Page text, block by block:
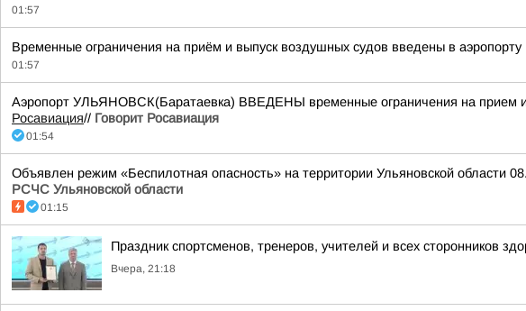
01:57
Временные ограничения на приём и выпуск воздушных судов введены в
01:57
Аэропорт УЛЬЯНОВСК(Баратаевка) ВВЕДЕНЫ временные ограничения на прием и
Росавиация// Говорит Росавиация
01:54
Объявлен режим «Беспилотная опасность» на территории Ульяновской области
РСЧС Ульяновской области
01:15
Праздник спортсменов, тренеров, учителей и всех сторонников
Вчера, 21:18